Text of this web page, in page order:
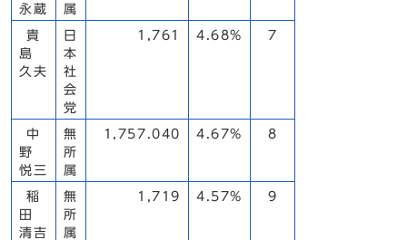
永蔵
属
貴
島
久夫
日
本
社
会
党
1,761 4.68% 7
中
野
悦三
無
所
属
1,757.040 4.67% 8
稲
田
清吉
無
所
属
1,719 4.57% 9